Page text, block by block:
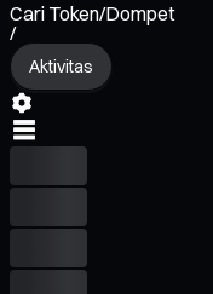
Cari Token/Dompet
/
Aktivitas